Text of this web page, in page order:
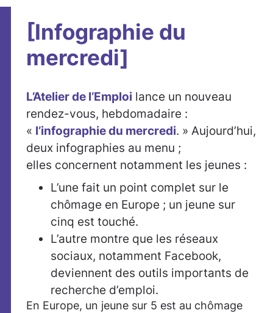
[Infographie du
mercredi]
L’Atelier de l’Emploi lance un nouveau
rendez-vous, hebdomadaire :
« l’infographie du mercredi. » Aujourd’hui,
deux infographies au menu ;
elles concernent notamment les jeunes :
L’une fait un point complet sur le
chômage en Europe ; un jeune sur
cinq est touché.
L’autre montre que les réseaux
sociaux, notamment Facebook,
deviennent des outils importants de
recherche d’emploi.
En Europe, un jeune sur 5 est au chômage